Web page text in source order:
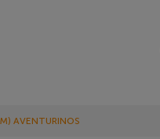
AVENTURINOS